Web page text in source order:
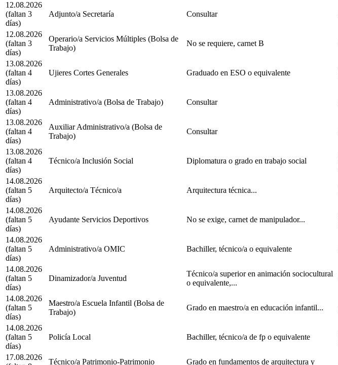
12.08.2026
(faltan 3
días)
Adjunto/a Secretaría Consultar
12.08.2026
(faltan 3
días)
Operario/a Servicios Múltiples (Bolsa de
Trabajo)
No se requiere, carnet B
13.08.2026
(faltan 4
días)
Ujieres Cortes Generales Graduado en ESO o equivalente
13.08.2026
(faltan 4
días)
Administrativo/a (Bolsa de Trabajo) Consultar
13.08.2026
(faltan 4
días)
Auxiliar Administrativo/a (Bolsa de
Trabajo)
Consultar
13.08.2026
(faltan 4
días)
Técnico/a Inclusión Social Diplomatura o grado en trabajo social
14.08.2026
(faltan 5
días)
Arquitecto/a Técnico/a Arquitectura técnica...
14.08.2026
(faltan 5
días)
Ayudante Servicios Deportivos No se exige, carnet de manipulador...
14.08.2026
(faltan 5
días)
Administrativo/a OMIC Bachiller, técnico/a o equivalente
14.08.2026
(faltan 5
días)
Dinamizador/a Juventud
Técnico/a superior en animación sociocultural
o equivalente,...
14.08.2026
(faltan 5
días)
Maestro/a Escuela Infantil (Bolsa de
Trabajo)
Grado en maestro/a en educación infantil...
14.08.2026
(faltan 5
días)
Policía Local Bachiller, técnico/a de fp o equivalente
17.08.2026
Técnico/a Patrimonio-Patrimonio
Grado en fundamentos de arquitectura y